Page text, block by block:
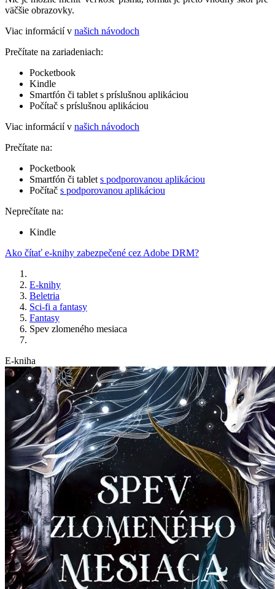
väčšie obrazovky.
Viac informácií v našich návodoch
Prečítate na zariadeniach:
Pocketbook
Kindle
Smartfón či tablet s príslušnou aplikáciou
Počítač s príslušnou aplikáciou
Viac informácií v našich návodoch
Prečítate na:
Pocketbook
Smartfón či tablet s podporovanou aplikáciou
Počítač s podporovanou aplikáciou
Neprečítate na:
Kindle
Ako čítať e-knihy zabezpečené cez Adobe DRM?
E-knihy
Beletria
Sci-fi a fantasy
Fantasy
Spev zlomeného mesiaca
E-kniha